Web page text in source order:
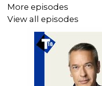
éditions Robert
secrétaire générale du
Les sociétaires:
Pascal BLANCHARD,
l’Université de
More episodes
View all episodes